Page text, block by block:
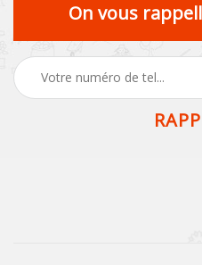
On vous